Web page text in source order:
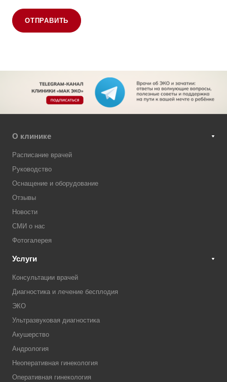
ОТПРАВИТЬ
О клинике
Расписание врачей
Руководство
Оснащение и оборудование
Отзывы
Новости
СМИ о нас
Фотогалерея
Услуги
Консультации врачей
Диагностика и лечение бесплодия
ЭКО
Ультразвуковая диагностика
Акушерство
Андрология
Неоперативная гинекология
Оперативная гинекология